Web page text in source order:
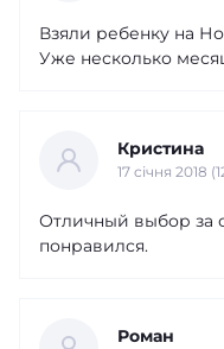
Взяли ребенку на
Уже несколько
Кристина
17 cічня 2018
Отличный выбор за
понравился.
Роман